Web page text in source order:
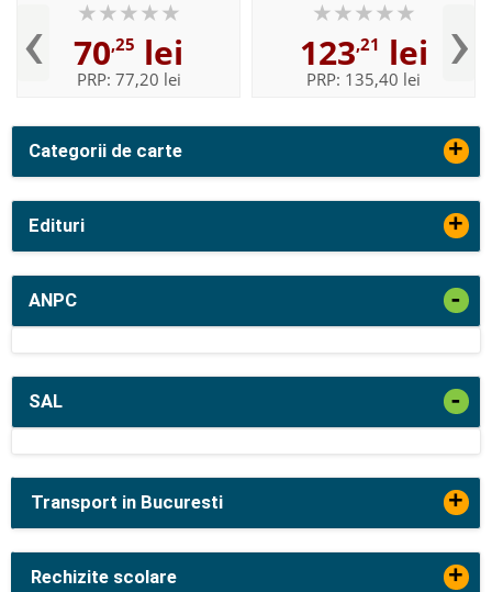
Categorii de carte +
Edituri +
ANPC -
SAL -
‹ 70,25 lei
PRP: 77,20 lei
123,21 lei
PRP: 135,40 lei ›
Transport in Bucuresti +
Rechizite scolare +